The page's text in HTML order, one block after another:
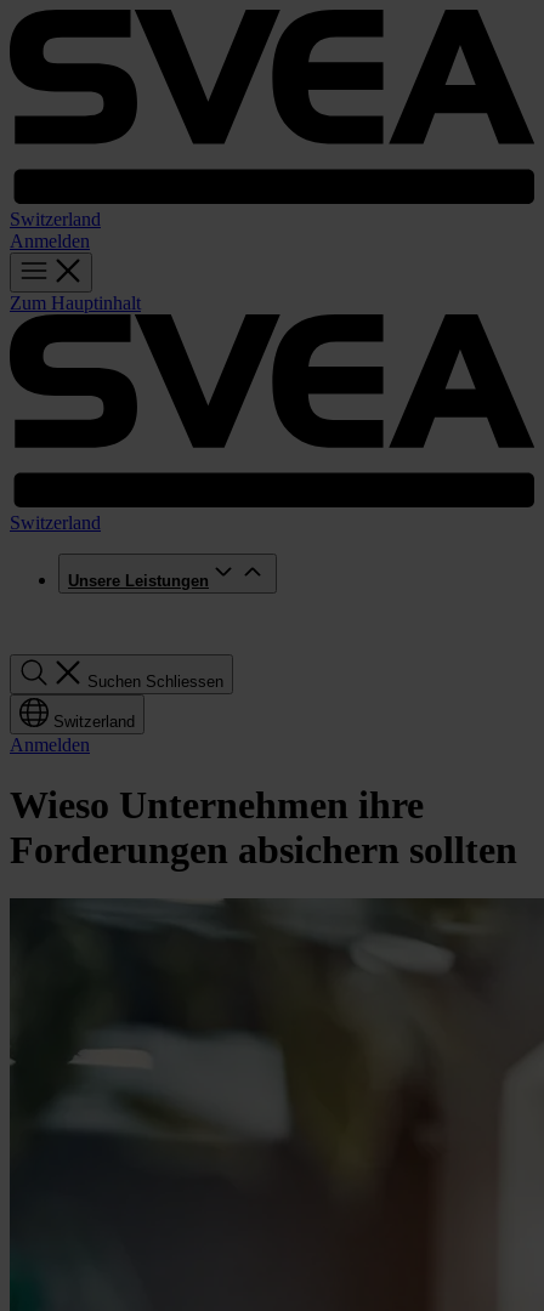
Switzerland
Anmelden
Zum Hauptinhalt
Switzerland
Unsere Leistungen
Suchen Schliessen
Switzerland
Anmelden
Wieso Unternehmen ihre
Forderungen absichern sollten